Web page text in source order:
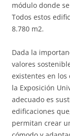
módulo donde
Todos estos
8.780 m2.
Dada la
valores
existentes en
la Exposición
adecuado es
edificaciones
permitan crear